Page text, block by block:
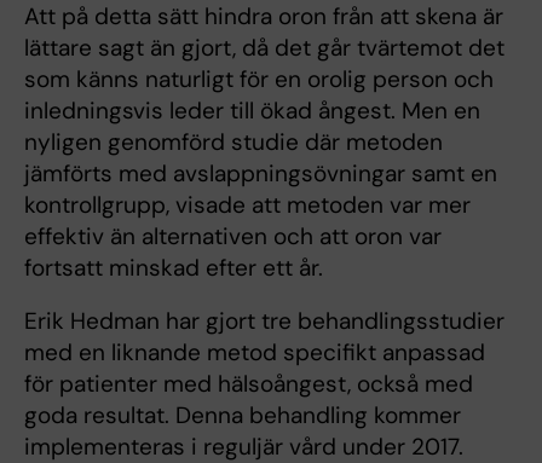
Att på detta sätt hindra oron från att skena är
lättare sagt än gjort, då det går tvärtemot det
som känns naturligt för en orolig person och
inledningsvis leder till ökad ångest. Men en
nyligen genomförd studie där metoden
jämförts med avslappningsövningar samt en
kontrollgrupp, visade att metoden var mer
effektiv än alternativen och att oron var
fortsatt minskad efter ett år.
Erik Hedman har gjort tre behandlingsstudier
med en liknande metod specifikt anpassad
för patienter med hälsoångest, också med
goda resultat. Denna behandling kommer
implementeras i reguljär vård under 2017.